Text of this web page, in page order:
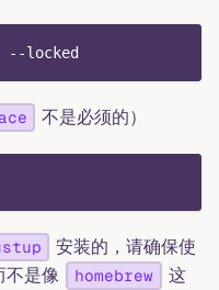
--locked
不是必须的）
安装的，请确保使
不是像 homebrew
这